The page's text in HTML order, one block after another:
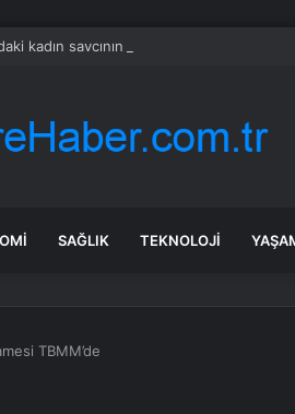
kadın savcının evinde ölü bulundu!
SAĞLIK TEKNOLOJI
TBMM’de